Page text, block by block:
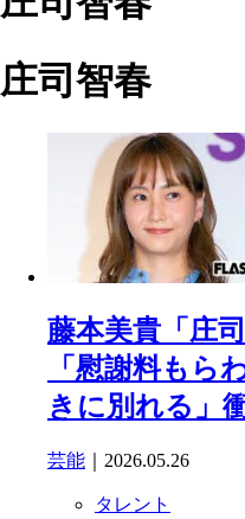
庄司智春
藤本美貴「庄
「慰謝料もら
きに別れる」
芸能 ｜2026.05.26
タレント